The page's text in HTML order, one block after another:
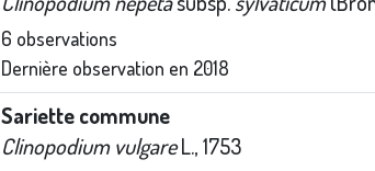
6 observations
Dernière observation en 2018
Sariette commune
Clinopodium vulgareL., 1753